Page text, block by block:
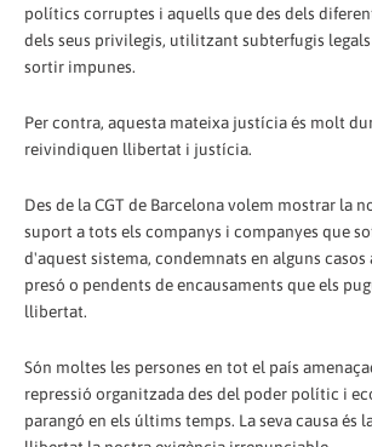
polítics corruptes i aquells que des dels
dels seus privilegis, utilitzant subterfugis
sortir impunes.
Per contra, aquesta mateixa justícia és molt
reivindiquen llibertat i justícia.
Des de la CGT de Barcelona volem mostrar la
suport a tots els companys i companyes que
d'aquest sistema, condemnats en alguns casos
presó o pendents de encausaments que els
llibertat.
Són moltes les persones en tot el país
repressió organitzada des del poder polític i
parangó en els últims temps. La seva causa és